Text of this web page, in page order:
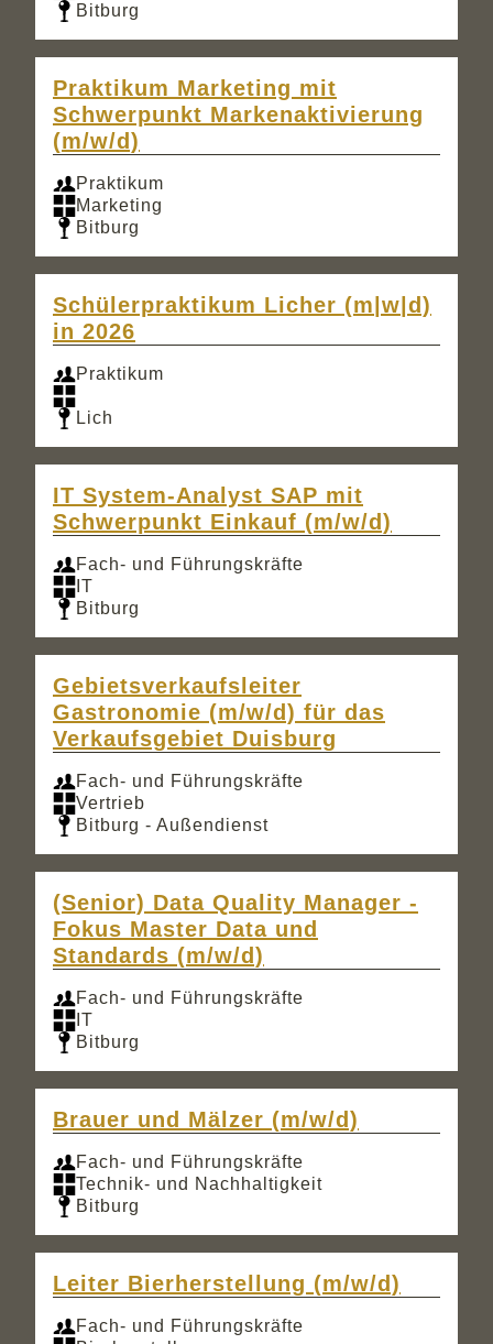
Bitburg
Praktikum Marketing mit
Schwerpunkt Markenaktivierung
(m/w/d)
Praktikum
Marketing
Bitburg
Schülerpraktikum Licher (m|w|d)
in 2026
Praktikum
Lich
IT System-Analyst SAP mit
Schwerpunkt Einkauf (m/w/d)
Fach- und Führungskräfte
IT
Bitburg
Gebietsverkaufsleiter
Gastronomie (m/w/d) für das
Verkaufsgebiet Duisburg
Fach- und Führungskräfte
Vertrieb
Bitburg - Außendienst
(Senior) Data Quality Manager -
Fokus Master Data und
Standards (m/w/d)
Fach- und Führungskräfte
IT
Bitburg
Brauer und Mälzer (m/w/d)
Fach- und Führungskräfte
Technik- und Nachhaltigkeit
Bitburg
Leiter Bierherstellung (m/w/d)
Fach- und Führungskräfte